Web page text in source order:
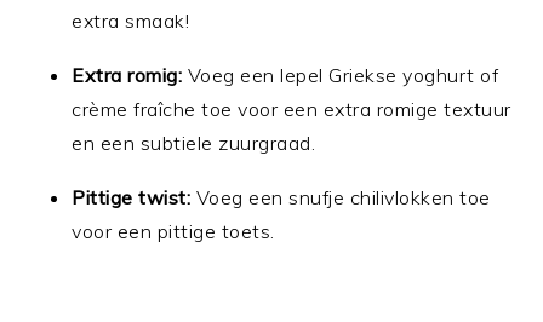
extra smaak!
Extra romig: Voeg een lepel Griekse yoghurt of
crème fraîche toe voor een extra romige textuur
en een subtiele zuurgraad.
Pittige twist: Voeg een snufje chilivlokken toe
voor een pittige toets.